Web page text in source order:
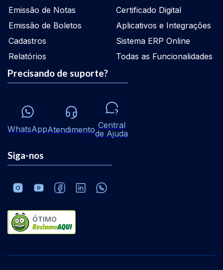
Emissão de Notas
Emissão de Boletos
Cadastros
Relatórios
Certificado Digital
Aplicativos e Integrações
Sistema ERP Online
Todas as Funcionalidades
Precisando de suporte?
WhatsAppAtendimento Central
de Ajuda
Siga-nos
ÓTIMO